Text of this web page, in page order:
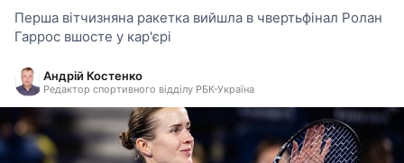
Перша вітчизняна ракетка вийшла в чвертьфінал Ролан
Гаррос вшосте у кар'єрі
Андрій Костенко
Редактор спортивного відділу РБК-Україна